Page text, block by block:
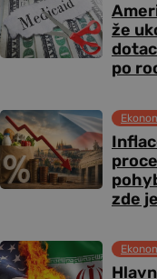
že
po
zde